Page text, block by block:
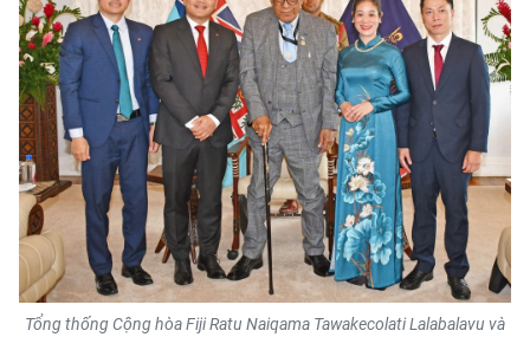
ENGLISH
中文
FRANÇAIS
РУССКИЙ
ESPAÑOL
한국어
Tổng thống Cộng hòa Fiji Ratu Naiqama Tawakecolati Lalabalavu và